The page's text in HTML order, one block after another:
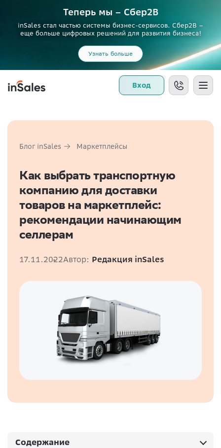
Теперь мы – Сбер2B
inSales стал частью системы бизнес-сервисов. Сбер2В –
еще больше цифровых решений для развития бизнеса!
Узнать больше
Вход
Блог inSales Маркетплейсы
Как выбрать транспортную
компанию для доставки
товаров на маркетплейс:
рекомендации начинающим
селлерам
17.11.2022Автор: Редакция inSales
Содержание